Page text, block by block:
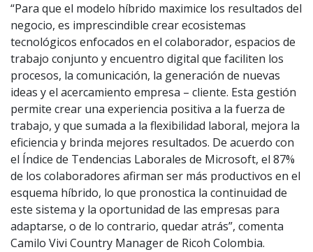
“Para que el modelo híbrido maximice los resultados del
negocio, es imprescindible crear ecosistemas
tecnológicos enfocados en el colaborador, espacios de
trabajo conjunto y encuentro digital que faciliten los
procesos, la comunicación, la generación de nuevas
ideas y el acercamiento empresa – cliente. Esta gestión
permite crear una experiencia positiva a la fuerza de
trabajo, y que sumada a la flexibilidad laboral, mejora la
eficiencia y brinda mejores resultados. De acuerdo con
el Índice de Tendencias Laborales de Microsoft, el 87%
de los colaboradores afirman ser más productivos en el
esquema híbrido, lo que pronostica la continuidad de
este sistema y la oportunidad de las empresas para
adaptarse, o de lo contrario, quedar atrás”, comenta
Camilo Vivi Country Manager de Ricoh Colombia.